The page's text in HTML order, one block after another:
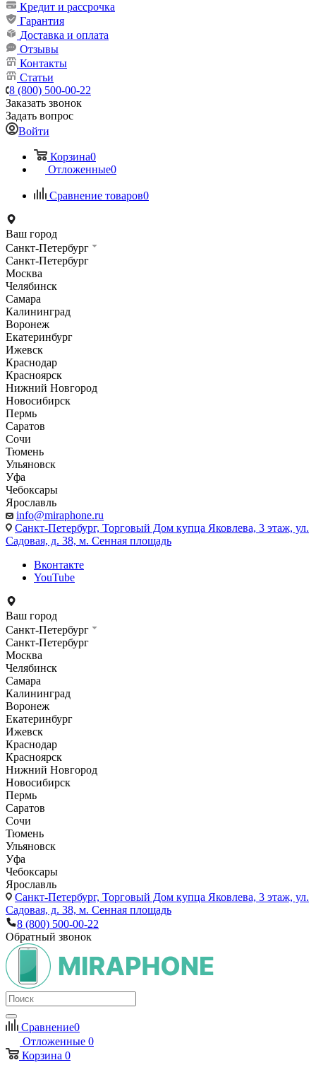
Кредит и рассрочка
Гарантия
Доставка и оплата
Отзывы
Контакты
Статьи
8 (800) 500-00-22
Заказать звонок
Задать вопрос
Войти
Корзина0
Отложенные0
Сравнение товаров0
Ваш город
Санкт-Петербург
Санкт-Петербург
Москва
Челябинск
Самара
Калининград
Воронеж
Екатеринбург
Ижевск
Краснодар
Красноярск
Нижний Новгород
Новосибирск
Пермь
Саратов
Сочи
Тюмень
Ульяновск
Уфа
Чебоксары
Ярославль
info@miraphone.ru
Санкт-Петербург, Торговый Дом купца Яковлева, 3 этаж, ул.
Садовая, д. 38, м. Сенная площадь
Вконтакте
YouTube
Ваш город
Санкт-Петербург
Санкт-Петербург
Москва
Челябинск
Самара
Калининград
Воронеж
Екатеринбург
Ижевск
Краснодар
Красноярск
Нижний Новгород
Новосибирск
Пермь
Саратов
Сочи
Тюмень
Ульяновск
Уфа
Чебоксары
Ярославль
Санкт-Петербург, Торговый Дом купца Яковлева, 3 этаж, ул.
Садовая, д. 38, м. Сенная площадь
8 (800) 500-00-22
Обратный звонок
Сравнение0
Отложенные 0
Корзина 0